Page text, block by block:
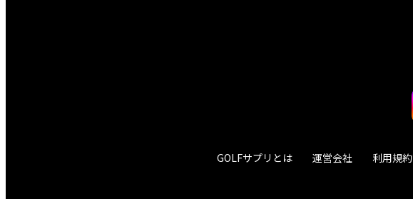
GOLFサプリとは 運営会社 利用規約